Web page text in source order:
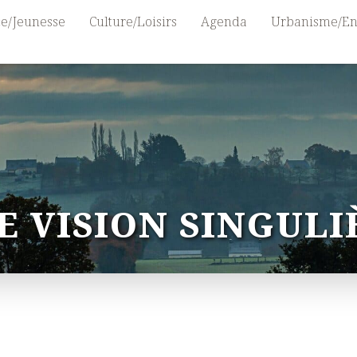
Jeunesse Culture/Loisirs Agenda Urbanisme/
VISION